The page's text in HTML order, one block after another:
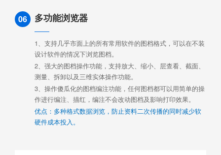
06 多功能浏览器
1、支持几乎市面上的所有常用软件的图档格式，可以在不装
设计软件的情况下浏览图档。
2、强大的图档操作功能，支持放大、缩小、层查看、截面、
测量、拆卸以及三维实体操作功能。
3、操作傻瓜化的图档编注功能，任何图档都可以用简单的操
作进行编注、描红，编注不会改动图档及影响打印效果。
优点：多种格式数据浏览，防止资料二次传播的同时减少软
硬件成本投入。